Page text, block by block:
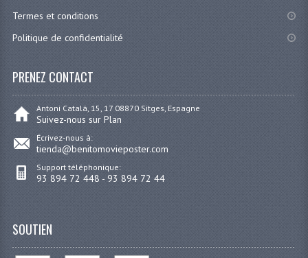
Termes et conditions
Politique de confidentialité
PRENEZ CONTACT
Antoni Catalá, 15, 17 08870 Sitges, Espagne
Suivez-nous sur Plan
Écrivez-nous à:
tienda@benitomovieposter.com
Support téléphonique:
93 894 72 448 - 93 894 72 44
SOUTIEN